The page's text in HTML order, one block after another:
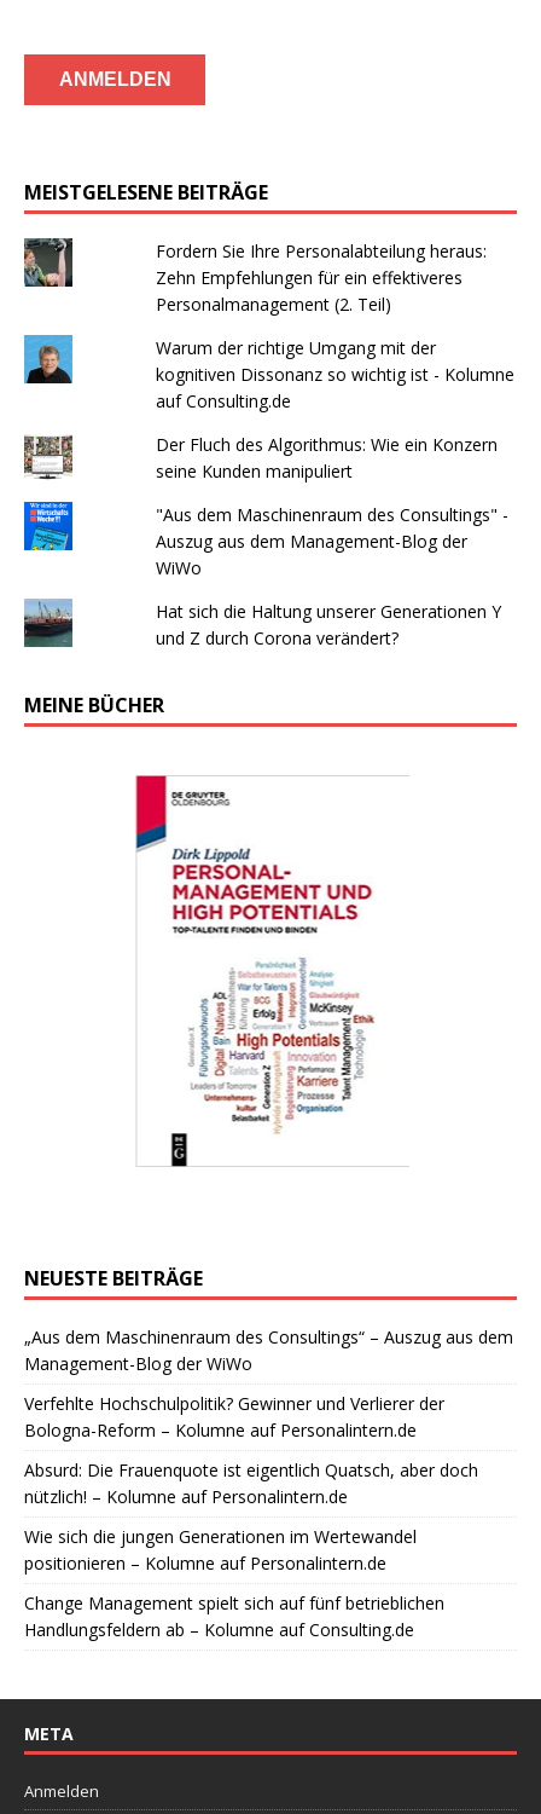
MEISTGELESENE BEITRÄGE
Fordern Sie Ihre Personalabteilung heraus:
Zehn Empfehlungen für ein effektiveres
Personalmanagement (2. Teil)
Warum der richtige Umgang mit der
kognitiven Dissonanz so wichtig ist - Kolumne
auf Consulting.de
Der Fluch des Algorithmus: Wie ein Konzern
seine Kunden manipuliert
"Aus dem Maschinenraum des Consultings" -
Auszug aus dem Management-Blog der
WiWo
Hat sich die Haltung unserer Generationen Y
und Z durch Corona verändert?
MEINE BÜCHER
NEUESTE BEITRÄGE
„Aus dem Maschinenraum des Consultings“ – Auszug aus dem
Management-Blog der WiWo
Verfehlte Hochschulpolitik? Gewinner und Verlierer der
Bologna-Reform – Kolumne auf Personalintern.de
Absurd: Die Frauenquote ist eigentlich Quatsch, aber doch
nützlich! – Kolumne auf Personalintern.de
Wie sich die jungen Generationen im Wertewandel
positionieren – Kolumne auf Personalintern.de
Change Management spielt sich auf fünf betrieblichen
Handlungsfeldern ab – Kolumne auf Consulting.de
META
Anmelden